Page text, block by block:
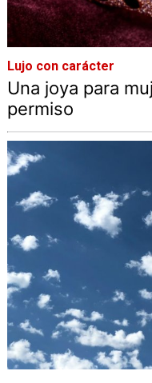
Lujo con carácter
Una joya para
permiso